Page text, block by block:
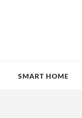
SMART HOME